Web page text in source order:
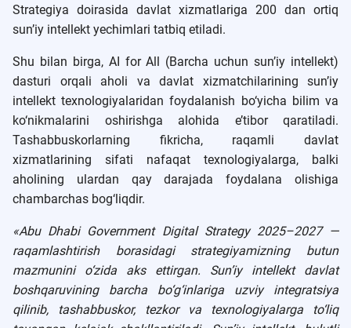
Strategiya doirasida davlat xizmatlariga 200 dan ortiq
sun’iy intellekt yechimlari tatbiq etiladi.
Shu bilan birga, AI for All (Barcha uchun sun’iy intellekt)
dasturi orqali aholi va davlat xizmatchilarining sun’iy
intellekt texnologiyalaridan foydalanish bo‘yicha bilim va
ko‘nikmalarini oshirishga alohida e’tibor qaratiladi.
Tashabbuskorlarning fikricha, raqamli davlat
xizmatlarining sifati nafaqat texnologiyalarga, balki
aholining ulardan qay darajada foydalana olishiga
chambarchas bog‘liqdir.
«Abu Dhabi Government Digital Strategy 2025–2027 —
raqamlashtirish borasidagi strategiyamizning butun
mazmunini o‘zida aks ettirgan. Sun’iy intellekt davlat
boshqaruvining barcha bo‘g‘inlariga uzviy integratsiya
qilinib, tashabbuskor, tezkor va texnologiyalarga to‘liq